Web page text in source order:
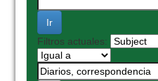
Filtros actuales: